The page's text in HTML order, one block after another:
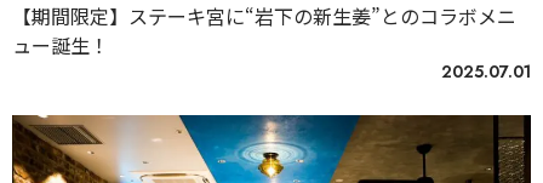
【期間限定】ステーキ宮に“岩下の新生姜”とのコラボメニ
ュー誕生！
2025.07.01